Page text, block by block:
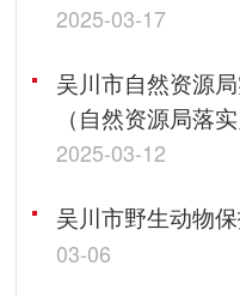
2025-03-17
吴川市自然资源
（自然资源局落
2025-03-12
吴川市野生动物
03-06